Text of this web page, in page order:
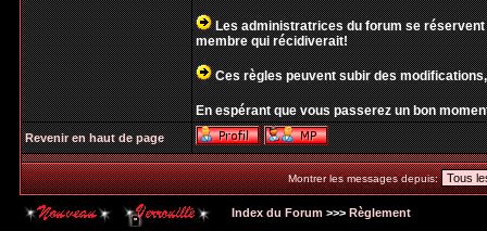
Les administratrices du forum se
membre qui récidiverait!
Ces règles peuvent subir des
En espérant que vous passerez un bon
Revenir en haut de page
Montrer les messages depuis:
Index du Forum >>> Règlement